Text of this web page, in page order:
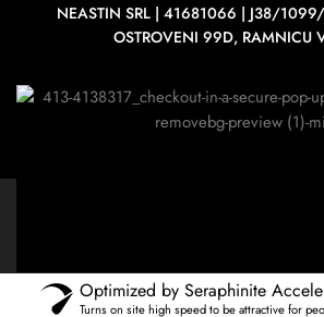
NEASTIN SRL | 41681066 | J38/
OSTROVENI 99D, RAMNICU
Optimized by Seraphinite
Turns on site high speed to be attractive for